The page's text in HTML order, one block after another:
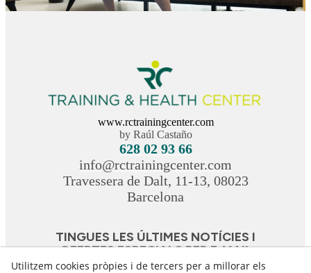
www.rctrainingcenter.com
by Raúl Castaño
628 02 93 66
info@rctrainingcenter.com
Travessera de Dalt, 11-13, 08023
Barcelona
TINGUES LES ÚLTIMES NOTÍCIES I
OFERTES ESPECIALS PER E-MAIL
Utilitzem cookies pròpies i de tercers per a millorar els